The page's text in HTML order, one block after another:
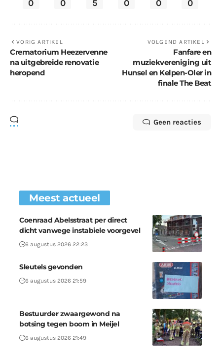
0 0 5 0 0 0
VORIG ARTIKEL
Crematorium Heezervenne
na uitgebreide renovatie
heropend
VOLGEND ARTIKEL
Fanfare en
muziekvereniging uit
Hunsel en Kelpen-Oler in
finale The Beat
Geen reacties
Meest actueel
Coenraad Abelsstraat per direct
dicht vanwege instabiele voorgevel
6 augustus 2026 22:23
Sleutels gevonden
6 augustus 2026 21:59
Bestuurder zwaargewond na
botsing tegen boom in Meijel
6 augustus 2026 21:49